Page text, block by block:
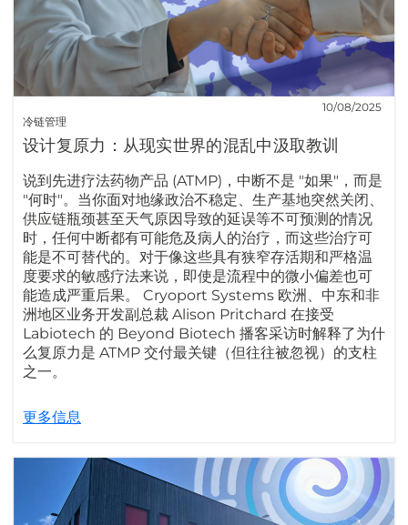
冷链管理
10/08/2025
设计复原力：从现实世界的混乱中汲取教训
说到先进疗法药物产品 (ATMP)，中断不是 "如果"，而是
"何时"。当你面对地缘政治不稳定、生产基地突然关闭、
供应链瓶颈甚至天气原因导致的延误等不可预测的情况
时，任何中断都有可能危及病人的治疗，而这些治疗可
能是不可替代的。对于像这些具有狭窄存活期和严格温
度要求的敏感疗法来说，即使是流程中的微小偏差也可
能造成严重后果。 Cryoport Systems 欧洲、中东和非
洲地区业务开发副总裁 Alison Pritchard 在接受
Labiotech 的 Beyond Biotech 播客采访时解释了为什
么复原力是 ATMP 交付最关键（但往往被忽视）的支柱
之一。
更多信息